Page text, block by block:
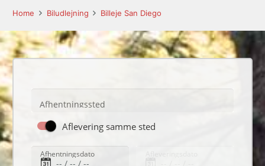
Home Biludlejning Billeje San Diego
Afhentningssted
Aflevering samme sted
Afhentningsdato